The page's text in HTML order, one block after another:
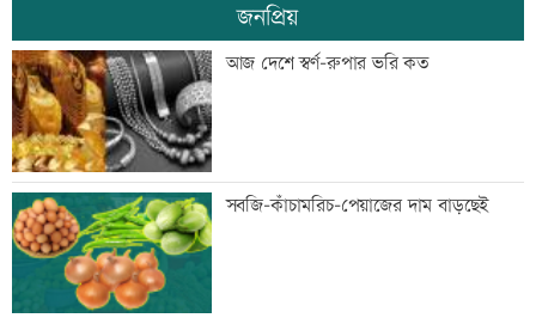
জোড়া গোলে মেসির নতুন রেকর্ড
ঢাকার চারপাশের নদীদূষণ রোধে
কর্মপরিকল্পনার নির্দেশ
জনপ্রিয়
আজ দেশে স্বর্ণ-রুপার ভরি কত
সবজি-কাঁচামরিচ-পেয়াজের দাম বাড়ছেই